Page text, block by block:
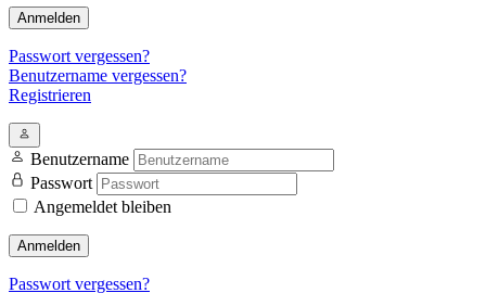
Anmelden
Passwort vergessen?
Benutzername vergessen?
Registrieren
Benutzername
Passwort
Angemeldet bleiben
Anmelden
Passwort vergessen?